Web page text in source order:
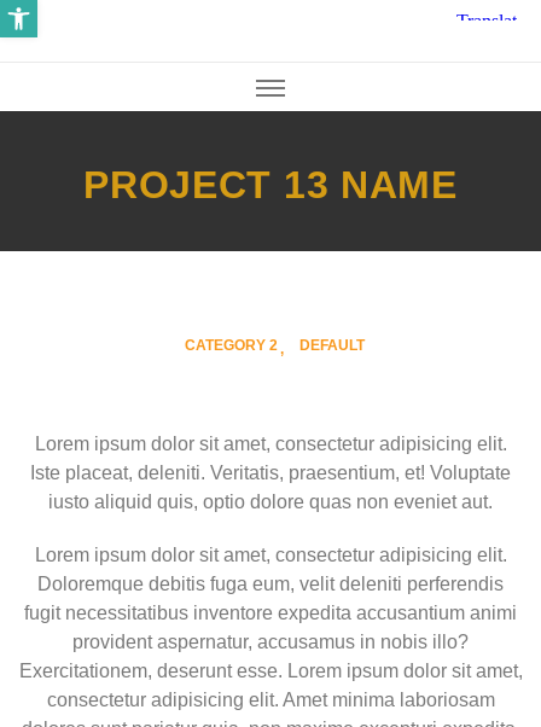
PROJECT 13 NAME
CATEGORY 2 DEFAULT
Lorem ipsum dolor sit amet, consectetur adipisicing elit.
Iste placeat, deleniti. Veritatis, praesentium, et! Voluptate
iusto aliquid quis, optio dolore quas non eveniet aut.
Lorem ipsum dolor sit amet, consectetur adipisicing elit.
Doloremque debitis fuga eum, velit deleniti perferendis
fugit necessitatibus inventore expedita accusantium animi
provident aspernatur, accusamus in nobis illo?
Exercitationem, deserunt esse. Lorem ipsum dolor sit amet,
consectetur adipisicing elit. Amet minima laboriosam
Open toolbar